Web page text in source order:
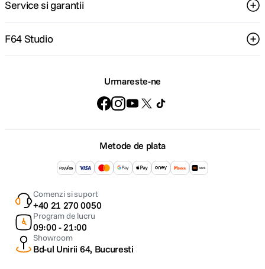
Service si garantii
F64 Studio
Urmareste-ne
Metode de plata
Comenzi si suport
+40 21 270 0050
Program de lucru
09:00 - 21:00
Showroom
Bd-ul Unirii 64, Bucuresti